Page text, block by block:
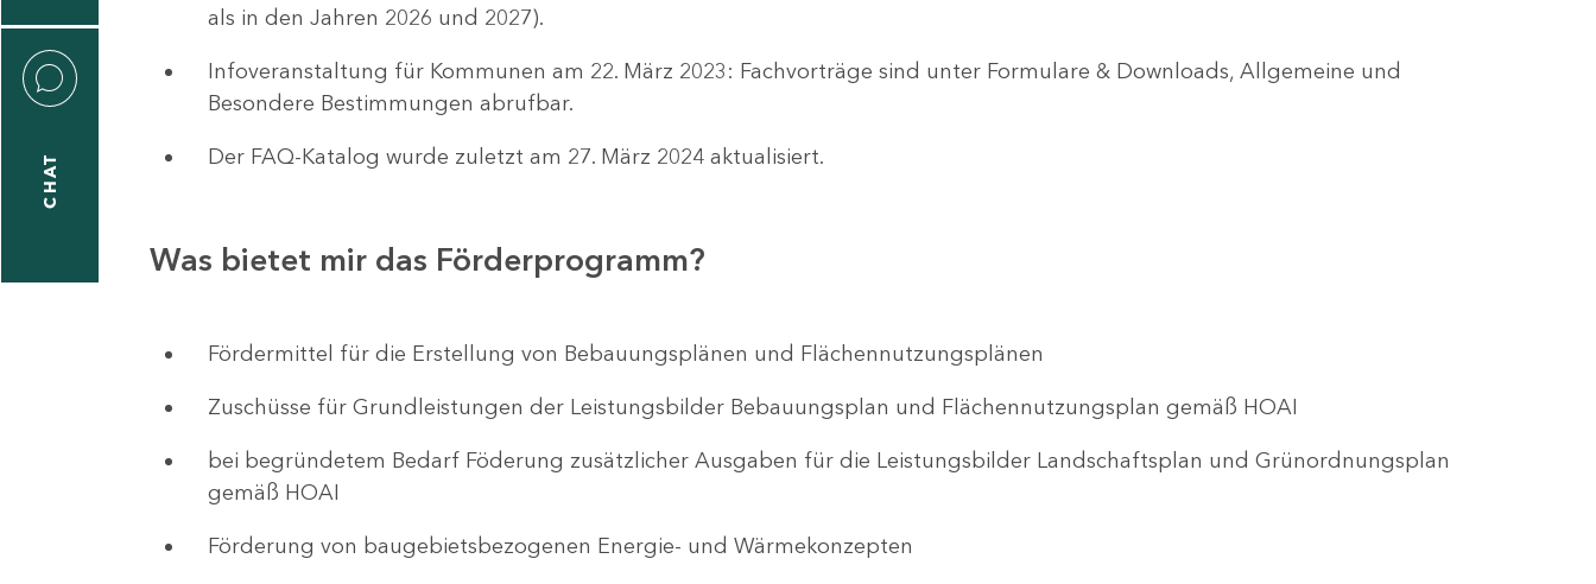
CHAT
als in den Jahren 2026 und 2027).
Infoveranstaltung für Kommunen am 22. März 2023: Fachvorträge sind unter Formulare & Downloads, Allgemeine und
Besondere Bestimmungen abrufbar.
Der FAQ-Katalog wurde zuletzt am 27. März 2024 aktualisiert.
Was bietet mir das Förderprogramm?
Fördermittel für die Erstellung von Bebauungsplänen und Flächennutzungsplänen
Zuschüsse für Grundleistungen der Leistungsbilder Bebauungsplan und Flächennutzungsplan gemäß HOAI
bei begründetem Bedarf Föderung zusätzlicher Ausgaben für die Leistungsbilder Landschaftsplan und Grünordnungsplan
gemäß HOAI
Förderung von baugebietsbezogenen Energie- und Wärmekonzepten